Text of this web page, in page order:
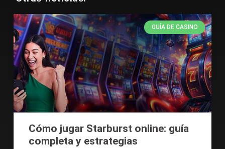
GUÍA DE CASINO
Cómo jugar Starburst online: guía
completa y estrategias